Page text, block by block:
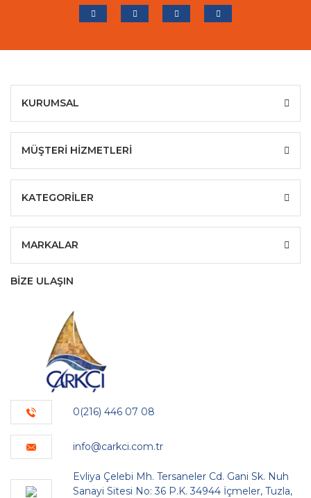
KURUMSAL
MÜŞTERİ HİZMETLERİ
KATEGORİLER
MARKALAR
BİZE ULAŞIN
0(216) 446 07 08
info@carkci.com.tr
Evliya Çelebi Mh. Tersaneler Cd. Gani Sk. Nuh
Sanayi Sitesi No: 36 P.K. 34944 İçmeler, Tuzla,